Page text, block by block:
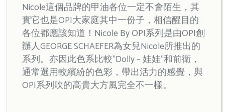
Nicole這個品牌的甲油各位一定不會陌生，其
實它也是OPI大家庭其中一份子，相信醒目的
各位都應該知道！Nicole By OPI系列是由OPI創
辦人GEORGE SCHAEFER為女兒Nicole所推出的
系列。亦因此色系比較”Dolly – 娃娃”和前衛，
通常選用較繽紛的色彩，帶出活力的感覺，與
OPI系列吹的高貴大方風完全不一樣。